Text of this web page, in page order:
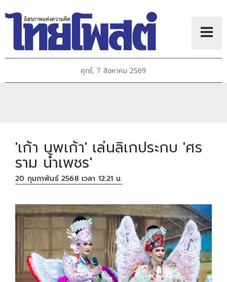
ศุกร์, 7 สิงหาคม 2569
'เก้า นพเก้า' เล่นลิเกประกบ 'ศร
ราม น้ำเพชร'
20 กุมภาพันธ์ 2568 เวลา 12:21 น.